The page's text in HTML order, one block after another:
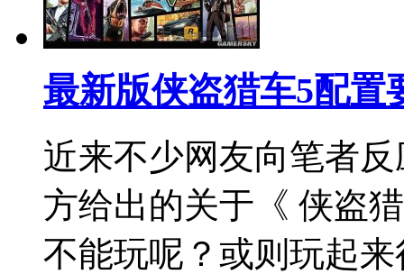
最新版侠盗猎车5配置
近来不少网友向笔者
方给出的关于《 侠盗
不能玩呢？或则玩起